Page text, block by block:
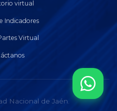
virtual
Indicadores
Virtual
Nacional de Jaén.